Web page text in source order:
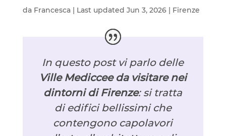
da Francesca| Last updated Jun 3, 2026| Firenze
In questo post vi parlo delle
Ville Mediccee da visitare nei
dintorni di Firenze: si tratta
di edifici bellissimi che
contengono capolavori